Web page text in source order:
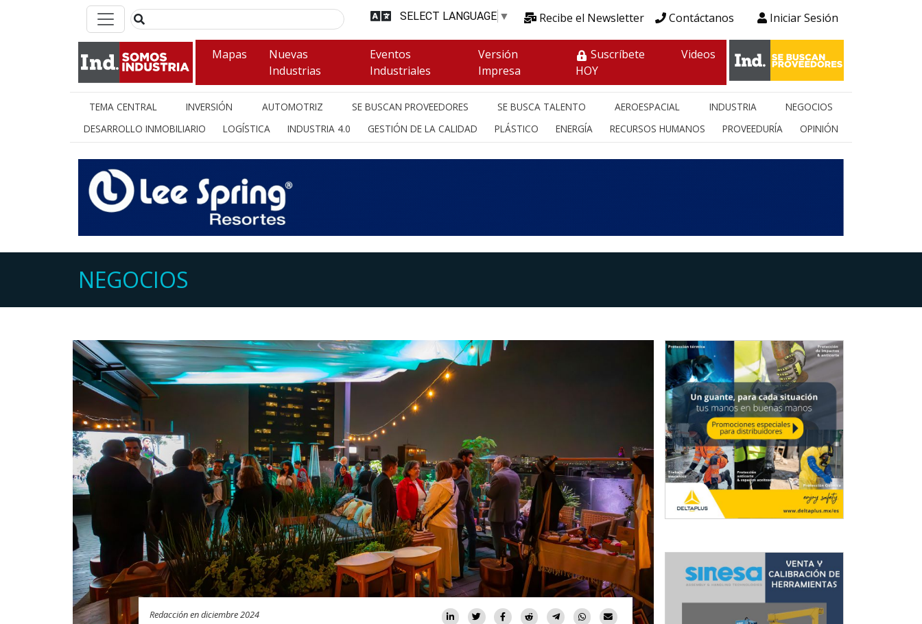
SELECT LANGUAGE ▼ Recibe el Newsletter Contáctanos Iniciar Sesión
Mapas
Nuevas
Industrias
Eventos
Industriales
Versión
Impresa
Suscríbete
HOY
Videos
TEMA CENTRAL INVERSIÓN AUTOMOTRIZ SE BUSCAN PROVEEDORES SE BUSCA TALENTO AEROESPACIAL INDUSTRIA
NEGOCIOS
DESARROLLO INMOBILIARIO
LOGÍSTICA INDUSTRIA 4.0 GESTIÓN DE LA CALIDAD PLÁSTICO ENERGÍA RECURSOS HUMANOS PROVEEDURÍA OPINIÓN
NEGOCIOS
Redacción en diciembre 2024